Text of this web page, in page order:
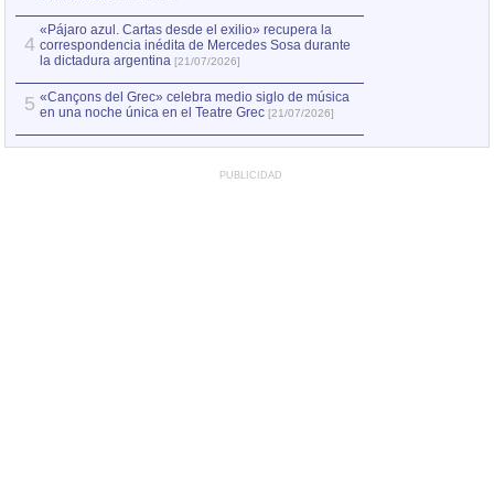
4
«Pájaro azul. Cartas desde el exilio» recupera la
correspondencia inédita de Mercedes Sosa durante
la dictadura argentina [21/07/2026]
5 «Cançons del Grec» celebra medio siglo de música
en una noche única en el Teatre Grec [21/07/2026]
PUBLICIDAD